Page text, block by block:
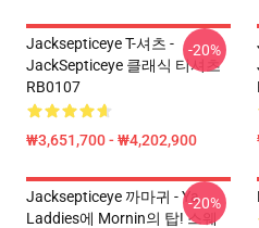
Jacksepticeye T-셔츠 -
JackSepticeye 클래식 티셔츠
RB0107
₩3,651,700 - ₩4,202,900
-20%
Jacksepticeye 까마귀 - Ya
Laddies에 Mornin의 탑! 스웨
-20%